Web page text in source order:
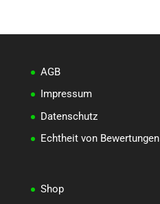
AGB
Impressum
Datenschutz
Echtheit von Bewertungen
Shop